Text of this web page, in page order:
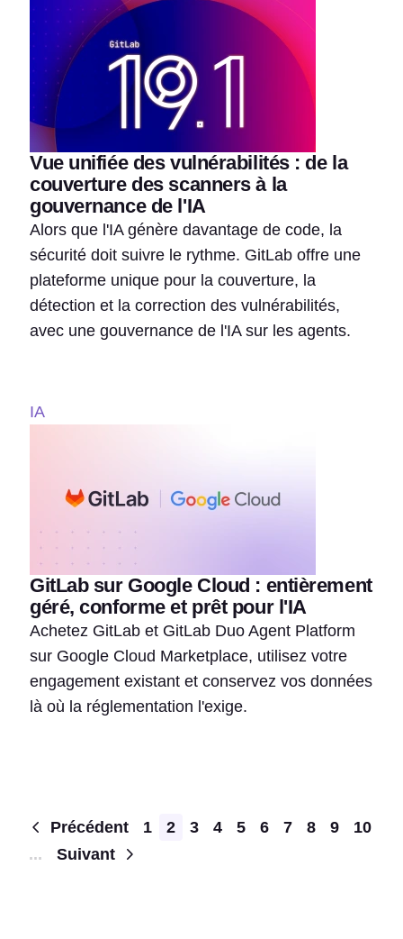
Vue unifiée des vulnérabilités : de la
couverture des scanners à la
gouvernance de l'IA
Alors que l'IA génère davantage de code, la
sécurité doit suivre le rythme. GitLab offre une
plateforme unique pour la couverture, la
détection et la correction des vulnérabilités,
avec une gouvernance de l'IA sur les agents.
IA
GitLab sur Google Cloud : entièrement
géré, conforme et prêt pour l'IA
Achetez GitLab et GitLab Duo Agent Platform
sur Google Cloud Marketplace, utilisez votre
engagement existant et conservez vos données
là où la réglementation l'exige.
Pagination
Précédent 1 2 3 4 5 6 7 8 9
10
...
Suivant